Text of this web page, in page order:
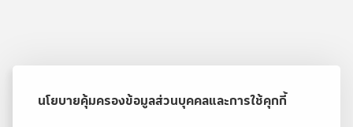
นโยบายคุ้มครองข้อมูลส่วนบุคคลและการใช้คุกกี้